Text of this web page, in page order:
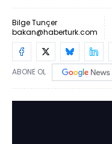
Bilge Tunçer
bakan@haberturk.com
ABONE OL